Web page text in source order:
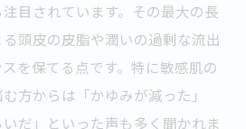
目されています。その最大の長
頭皮の皮脂や潤いの過剰な流出
を保てる点です。特に敏感肌の
方からは「かゆみが減った」
いだ」といった声も多く聞かれま